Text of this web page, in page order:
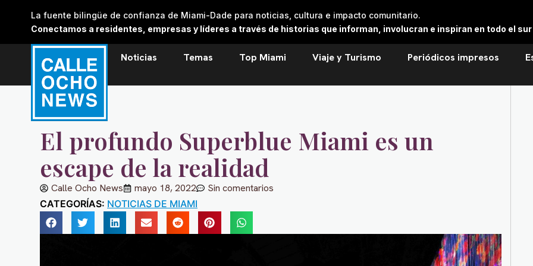
La fuente bilingüe de confianza de Miami-Dade para noticias, cultura e impacto comunitario.
Conectamos a residentes, empresas y líderes a través de historias que informan, involucran e inspiran en todo el sur
Noticias Temas Top Miami Viaje y Turismo Periódicos impresos
El profundo Superblue Miami es un
escape de la realidad
Calle Ocho News mayo 18, 2022 Sin comentarios
CATEGORÍAS: NOTICIAS DE MIAMI